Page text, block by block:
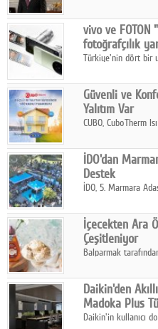
Çelik FAVÖK
vivo ve
fotoğrafçılık
Türkiye'nin dört bir
insanını, kültürünü
anlatmaya davet
Güvenli ve
Yalıtım Var
CUBO, CuboTherm
ve sürdürülebilir
İDO'dan
Destek
İDO, 5. Marmara
ettiriyor.
İçecekten Ara
Çeşitleniyor
Balparmak
ıhlamur gibi
Daikin'den
Madoka Plus
Daikin'in kullanıcı